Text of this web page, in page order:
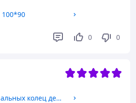
100*90
0 0
Шкатулка для обручальных колец деревянная, белая, свадебная 22204001/С